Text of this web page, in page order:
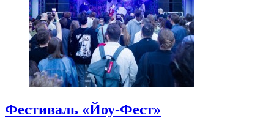
Фестиваль «Йоу-Фест»